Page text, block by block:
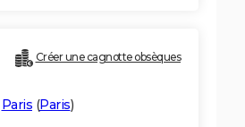
Créer une cagnotte obsèques
Paris (Paris)